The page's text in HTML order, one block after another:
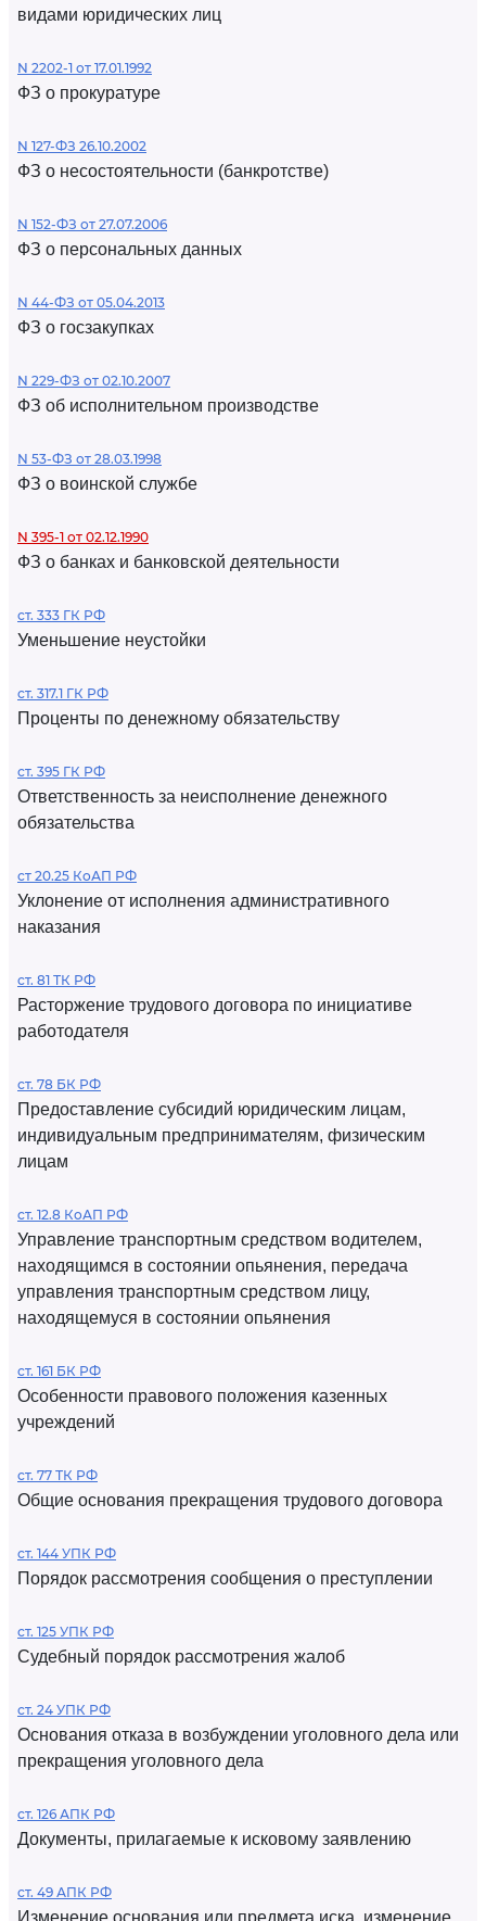
видами юридических лиц
N 2202-1 от 17.01.1992
ФЗ о прокуратуре
N 127-ФЗ 26.10.2002
ФЗ о несостоятельности (банкротстве)
N 152-ФЗ от 27.07.2006
ФЗ о персональных данных
N 44-ФЗ от 05.04.2013
ФЗ о госзакупках
N 229-ФЗ от 02.10.2007
ФЗ об исполнительном производстве
N 53-ФЗ от 28.03.1998
ФЗ о воинской службе
N 395-1 от 02.12.1990
ФЗ о банках и банковской деятельности
ст. 333 ГК РФ
Уменьшение неустойки
ст. 317.1 ГК РФ
Проценты по денежному обязательству
ст. 395 ГК РФ
Ответственность за неисполнение денежного
обязательства
ст 20.25 КоАП РФ
Уклонение от исполнения административного
наказания
ст. 81 ТК РФ
Расторжение трудового договора по инициативе
работодателя
ст. 78 БК РФ
Предоставление субсидий юридическим лицам,
индивидуальным предпринимателям, физическим
лицам
ст. 12.8 КоАП РФ
Управление транспортным средством водителем,
находящимся в состоянии опьянения, передача
управления транспортным средством лицу,
находящемуся в состоянии опьянения
ст. 161 БК РФ
Особенности правового положения казенных
учреждений
ст. 77 ТК РФ
Общие основания прекращения трудового договора
ст. 144 УПК РФ
Порядок рассмотрения сообщения о преступлении
ст. 125 УПК РФ
Судебный порядок рассмотрения жалоб
ст. 24 УПК РФ
Основания отказа в возбуждении уголовного дела или
прекращения уголовного дела
ст. 126 АПК РФ
Документы, прилагаемые к исковому заявлению
ст. 49 АПК РФ
Изменение основания или предмета иска, изменение